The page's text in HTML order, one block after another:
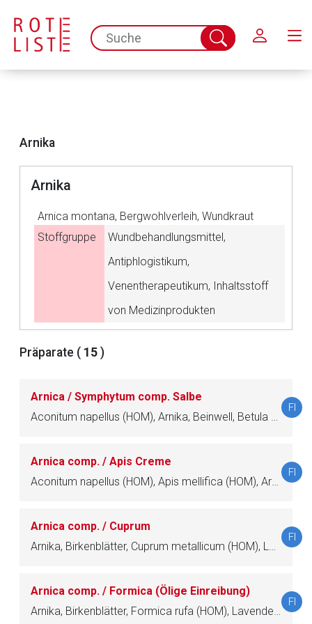
spc.search.input.placeholder
Suche
abschicken
Arnika
Arnika
Arnica montana, Bergwohlverleih, Wundkraut
Stoffgruppe
Wundbehandlungsmittel,
Antiphlogistikum,
Venentherapeutikum, Inhaltsstoff
von Medizinprodukten
Präparate ( 15 )
Arnica / Symphytum comp. Salbe
Aconitum napellus (HOM), Arnika, Beinwell, Betula pendula (HOM), Lärchenharz, Mandragora autumnalis (HOM), Rosmarinöl
FI
Arnica comp. / Apis Creme
Aconitum napellus (HOM), Apis mellifica (HOM), Arnika, Betula pendula (HOM), Mandragora autumnalis (HOM), Rosmarinöl
FI
Arnica comp. / Cuprum
Arnika, Birkenblätter, Cuprum metallicum (HOM), Lavendelöl, Ringelblume, Rosmarinöl
FI
Arnica comp. / Formica (Ölige Einreibung)
Arnika, Birkenblätter, Formica rufa (HOM), Lavendelöl, Ringelblume, Rosmarinöl
FI
Seite. Für die Inhalte der externen Web-Seite ist deren
Datenschutzbestimmungen.